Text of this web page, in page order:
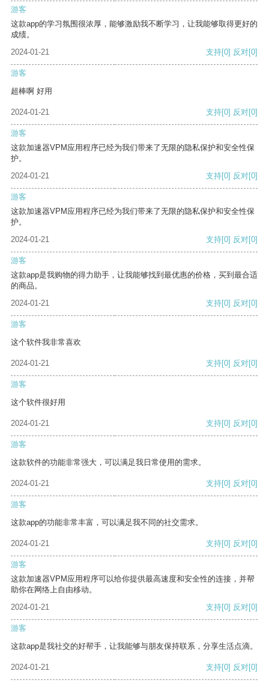
游客
这款app的学习氛围很浓厚，能够激励我不断学习，让我能够取得更好的
成绩。
2024-01-21
支持[0] 反对[0]
游客
超棒啊 好用
2024-01-21 支持[0] 反对[0]
游客
这款加速器VPM应用程序已经为我们带来了无限的隐私保护和安全性保
护。
2024-01-21
支持[0] 反对[0]
游客
这款加速器VPM应用程序已经为我们带来了无限的隐私保护和安全性保
护。
2024-01-21
支持[0] 反对[0]
游客
这款app是我购物的得力助手，让我能够找到最优惠的价格，买到最合适
的商品。
2024-01-21
支持[0] 反对[0]
游客
这个软件我非常喜欢
2024-01-21 支持[0] 反对[0]
游客
这个软件很好用
2024-01-21 支持[0] 反对[0]
游客
这款软件的功能非常强大，可以满足我日常使用的需求。
2024-01-21 支持[0] 反对[0]
游客
这款app的功能非常丰富，可以满足我不同的社交需求。
2024-01-21 支持[0] 反对[0]
游客
这款加速器VPM应用程序可以给你提供最高速度和安全性的连接，并帮
助你在网络上自由移动。
2024-01-21
支持[0] 反对[0]
游客
这款app是我社交的好帮手，让我能够与朋友保持联系，分享生活点滴。
2024-01-21 支持[0] 反对[0]